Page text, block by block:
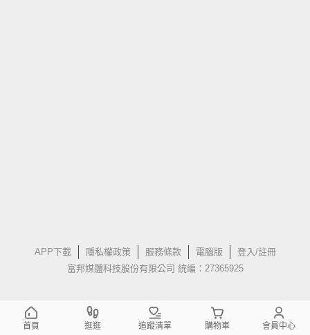
APP下載 隱私權政策 服務條款 電腦版
登入/註冊
富邦媒體科技股份有限公司 統編：27365925
首頁 逛逛 追蹤清單 購物車 會員中心